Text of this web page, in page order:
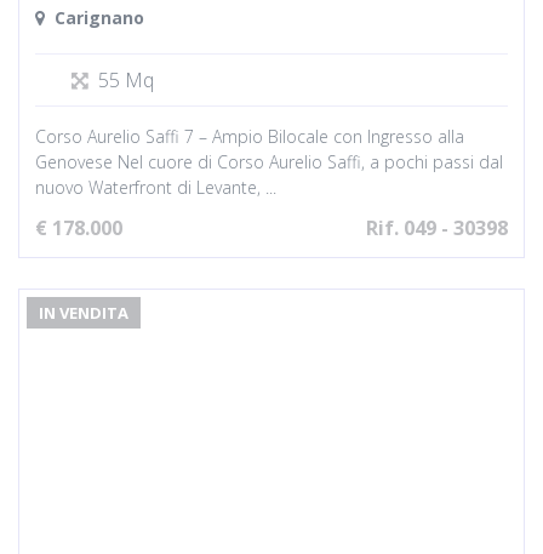
Carignano
55 Mq
Corso Aurelio Saffi 7 – Ampio Bilocale con Ingresso alla
Genovese Nel cuore di Corso Aurelio Saffi, a pochi passi dal
nuovo Waterfront di Levante, ...
€ 178.000 Rif. 049 - 30398
IN VENDITA